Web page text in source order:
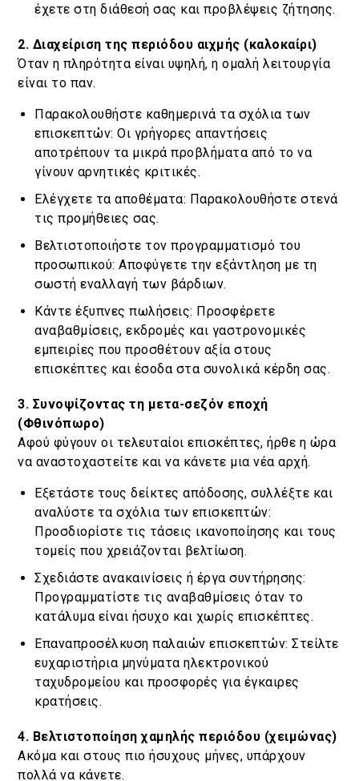
έχετε στη διάθεσή σας και προβλέψεις ζήτησης.
2. Διαχείριση της περιόδου αιχμής (καλοκαίρι)
Όταν η πληρότητα είναι υψηλή, η ομαλή λειτουργία
είναι το παν.
Παρακολουθήστε καθημερινά τα σχόλια των
επισκεπτών: Οι γρήγορες απαντήσεις
αποτρέπουν τα μικρά προβλήματα από το να
γίνουν αρνητικές κριτικές.
Ελέγχετε τα αποθέματα: Παρακολουθήστε στενά
τις προμήθειες σας.
Βελτιστοποιήστε τον προγραμματισμό του
προσωπικού: Αποφύγετε την εξάντληση με τη
σωστή εναλλαγή των βάρδιων.
Κάντε έξυπνες πωλήσεις: Προσφέρετε
αναβαθμίσεις, εκδρομές και γαστρονομικές
εμπειρίες που προσθέτουν αξία στους
επισκέπτες και έσοδα στα συνολικά κέρδη σας.
3. Συνοψίζοντας τη μετα-σεζόν εποχή
(Φθινόπωρο)
Αφού φύγουν οι τελευταίοι επισκέπτες, ήρθε η ώρα
να αναστοχαστείτε και να κάνετε μια νέα αρχή.
Εξετάστε τους δείκτες απόδοσης, συλλέξτε και
αναλύστε τα σχόλια των επισκεπτών:
Προσδιορίστε τις τάσεις ικανοποίησης και τους
τομείς που χρειάζονται βελτίωση.
Σχεδιάστε ανακαινίσεις ή έργα συντήρησης:
Προγραμματίστε τις αναβαθμίσεις όταν το
κατάλυμα είναι ήσυχο και χωρίς επισκέπτες.
Επαναπροσέλκυση παλαιών επισκεπτών: Στείλτε
ευχαριστήρια μηνύματα ηλεκτρονικού
ταχυδρομείου και προσφορές για έγκαιρες
κρατήσεις.
4. Βελτιστοποίηση χαμηλής περιόδου (χειμώνας)
Ακόμα και στους πιο ήσυχους μήνες, υπάρχουν
πολλά να κάνετε.